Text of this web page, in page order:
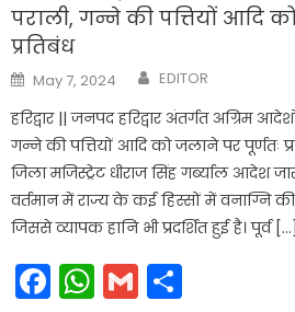
पराली, गन्ने की पत्तियों आदि
प्रतिबंध
Posted
on
May 7, 2024 Author
EDITOR
हरिद्वार || जनपद हरिद्वार अंतर्गत अग्रिम
गन्ने की पत्तियों आदि को जलाने पर पूर्णतः
जिला मजिस्ट्रेट धीराज सिंह गर्ब्याल आदेश
वर्तमान में राज्य के कई हिस्सों में वनाग्नि की
जिससे व्यापक हानि भी प्रदर्शित हुई है। पूर्व […]
Facebook
WhatsApp
Gmail